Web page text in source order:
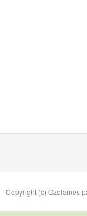
Copyright (c) Ozolaines